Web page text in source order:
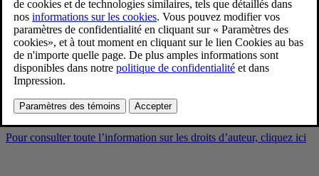
9/30/2025
Favoris
Partager
Télécharger
EX30 exterior-location-top-three-quarters-front-right
Pour consulter toute l’information sur les droits d’auteur, cliquez ici